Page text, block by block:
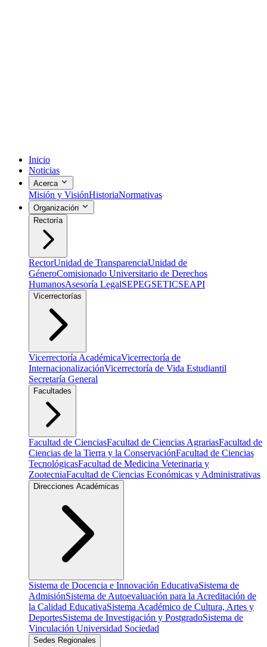
Inicio
Noticias
Acerca
Misión y VisiónHistoriaNormativas
Organización
Rectoría
RectorUnidad de TransparenciaUnidad de
GéneroComisionado Universitario de Derechos
HumanosAsesoría LegalSEPEGSETICSEAPI
Vicerrectorías
Vicerrectoría AcadémicaVicerrectoría de
InternacionalizaciónVicerrectoría de Vida Estudiantil
Secretaría General
Facultades
Facultad de CienciasFacultad de Ciencias AgrariasFacultad de
Ciencias de la Tierra y la ConservaciónFacultad de Ciencias
TecnológicasFacultad de Medicina Veterinaria y
ZootecniaFacultad de Ciencias Económicas y Administrativas
Direcciones Académicas
Sistema de Docencia e Innovación EducativaSistema de
AdmisiónSistema de Autoevaluación para la Acreditación de
la Calidad EducativaSistema Académico de Cultura, Artes y
DeportesSistema de Investigación y PostgradoSistema de
Vinculación Universidad Sociedad
Sedes Regionales